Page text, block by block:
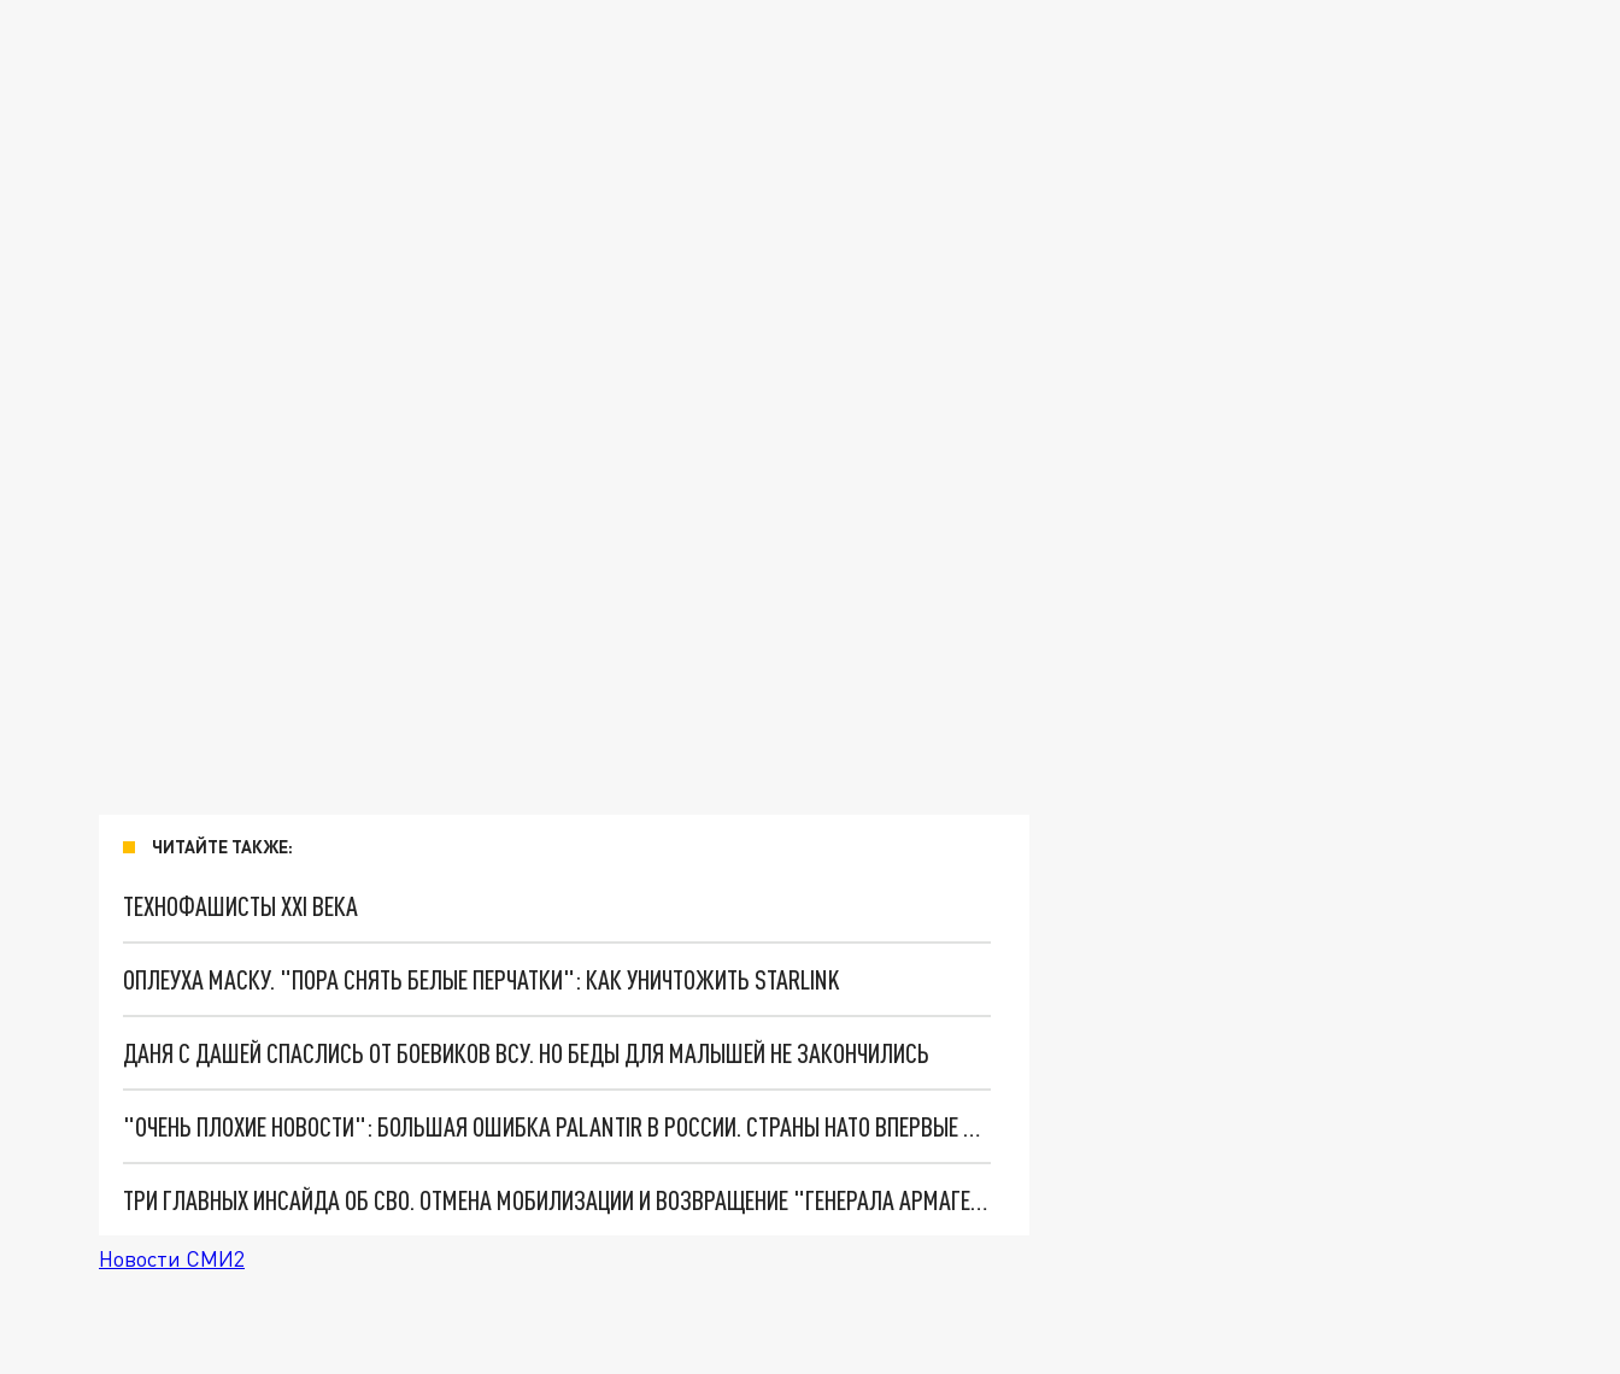
ЧИТАЙТЕ ТАКЖЕ:
ТЕХНОФАШИСТЫ XXI ВЕКА
ОПЛЕУХА МАСКУ. "ПОРА СНЯТЬ БЕЛЫЕ ПЕРЧАТКИ": КАК УНИЧТОЖИТЬ STARLINK
ДАНЯ С ДАШЕЙ СПАСЛИСЬ ОТ БОЕВИКОВ ВСУ. НО БЕДЫ ДЛЯ МАЛЫШЕЙ НЕ ЗАКОНЧИЛИСЬ
"ОЧЕНЬ ПЛОХИЕ НОВОСТИ": БОЛЬШАЯ ОШИБКА PALANTIR В РОССИИ. СТРАНЫ НАТО ВПЕРВЫЕ ЗА СВО ОСТАНОВИЛИ ПОСТАВКИ ОРУЖИЯ. ВСУ ТЕРЯЮТ ПРИГРАНИЧЬЕ?
ТРИ ГЛАВНЫХ ИНСАЙДА ОБ СВО. ОТМЕНА МОБИЛИЗАЦИИ И ВОЗВРАЩЕНИЕ "ГЕНЕРАЛА АРМАГЕДДОНА"? ОТЛИЧНЫЕ НОВОСТИ, КОТОРЫЕ ЖДАЛИ ВСЕ
Новости СМИ2